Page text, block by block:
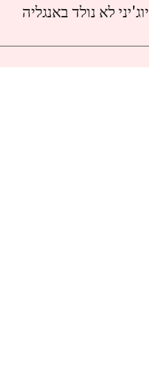
יוג'יני לא נולד באנגליה